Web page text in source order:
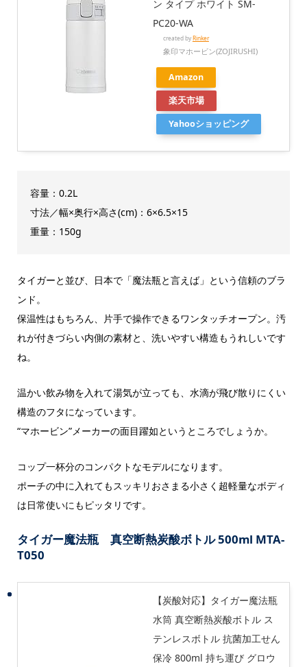
ン タイプ ホワイト SM-
PC20-WA
created byRinker
象印マホービン(ZOJIRUSHI)
Amazon
楽天市場
Yahooショッピング
容量：0.2L
寸法／幅×奥行×高さ(cm)：6×6.5×15
重量：150g
タイガーと並び、日本で「魔法瓶と言えば」という信頼のブラ
ンド。
保温性はもちろん、片手で操作できるワンタッチオープン。汚
れが付きづらい内側の素材と、洗いやすい構造もうれしいです
ね。
温かい飲み物を入れて湯気が立っても、水滴が飛び散りにくい
構造のフタになっています。
“マホービン”メーカーの面目躍如というところでしょうか。
コップ一杯分のコンパクトなモデルになります。
ポーチの中に入れてもスッキリおさまる小さく超軽量なボディ
は日常使いにもピッタリです。
タイガー魔法瓶 真空断熱炭酸ボトル 500ml MTA-
T050
【炭酸対応】タイガー魔法瓶
水筒 真空断熱炭酸ボトル ス
テンレスボトル 抗菌加工せん
保冷 800ml 持ち運び グロウ